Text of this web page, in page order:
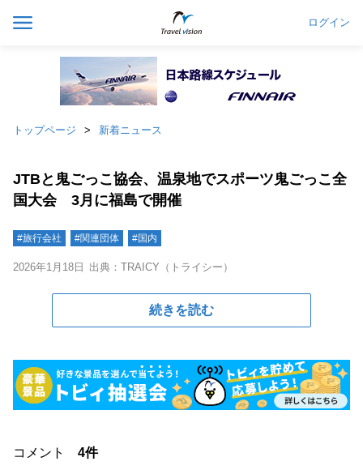
ログイン
トップページ 新着ニュース
JTBと鬼ごっこ協会、温泉地でスポーツ鬼ごっこ全
国大会 3月に福島で開催
#旅行会社 #関連団体 #国内
2026年1月18日 出典：TRAICY（トライシー）
続きを読む
コメント 4件